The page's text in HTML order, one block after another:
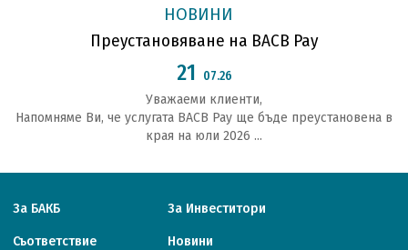
НОВИНИ
Преустановяване на BACB Pay
21 07.26
Уважаеми клиенти,
Напомняме Ви, че услугата BACB Pay ще бъде преустановена в
края на юли 2026 ...
За БАКБ За Инвеститори
Съответствие Новини